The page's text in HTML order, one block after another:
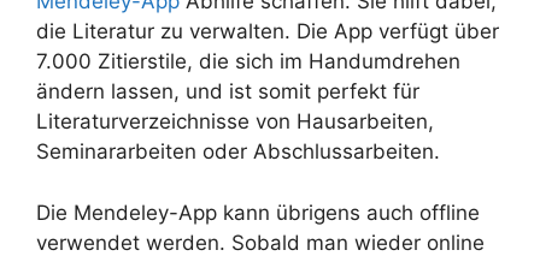
die Literatur zu verwalten. Die App verfügt über
7.000 Zitierstile, die sich im Handumdrehen
ändern lassen, und ist somit perfekt für
Literaturverzeichnisse von Hausarbeiten,
Seminararbeiten oder Abschlussarbeiten.
Die Mendeley-App kann übrigens auch offline
verwendet werden. Sobald man wieder online